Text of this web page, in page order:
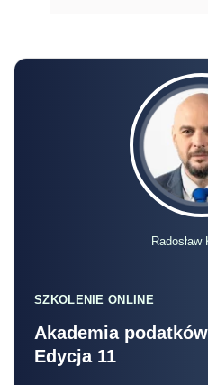
Radosław
SZKOLENIE ONLINE
Akademia
Edycja 11